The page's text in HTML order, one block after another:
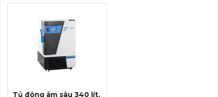
Tủ đông âm sâu 340 lít,